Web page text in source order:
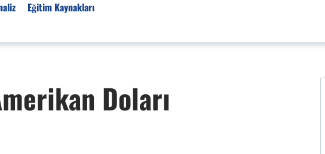
Eğitim Kaynakları
Doları